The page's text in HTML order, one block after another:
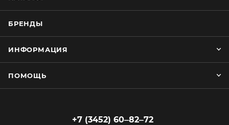
БРЕНДЫ
ИНФОРМАЦИЯ
ПОМОЩЬ
+7 (3452) 60‒82‒72